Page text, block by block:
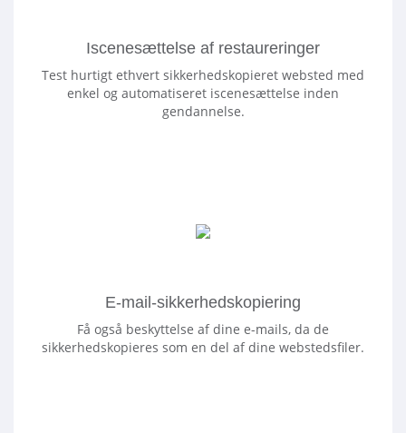
Iscenesættelse af restaureringer
Test hurtigt ethvert sikkerhedskopieret websted med
enkel og automatiseret iscenesættelse inden
gendannelse.
E-mail-sikkerhedskopiering
Få også beskyttelse af dine e-mails, da de
sikkerhedskopieres som en del af dine webstedsfiler.